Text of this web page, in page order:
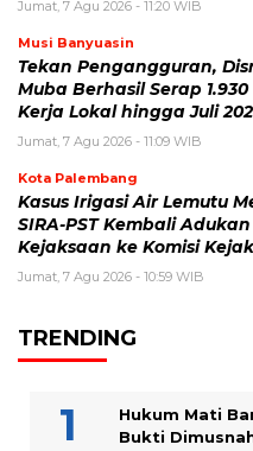
Jumat, 7 Agu 2026 - 11:20 WIB
Musi Banyuasin
Tekan Pengangguran,
Muba Berhasil Serap
Kerja Lokal hingga Juli
Jumat, 7 Agu 2026 - 11:09 WIB
Kota Palembang
Kasus Irigasi Air Lemutu
SIRA-PST Kembali
Kejaksaan ke Komisi
Jumat, 7 Agu 2026 - 10:59 WIB
TRENDING
Hukum Mati
Bukti